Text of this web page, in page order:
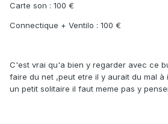
Carte son : 100 €
Connectique + Ventilo : 100 €
C'est vrai qu'a bien y regarder avec ce
faire du net ,peut etre il y aurait du mal à
un petit solitaire il faut meme pas y